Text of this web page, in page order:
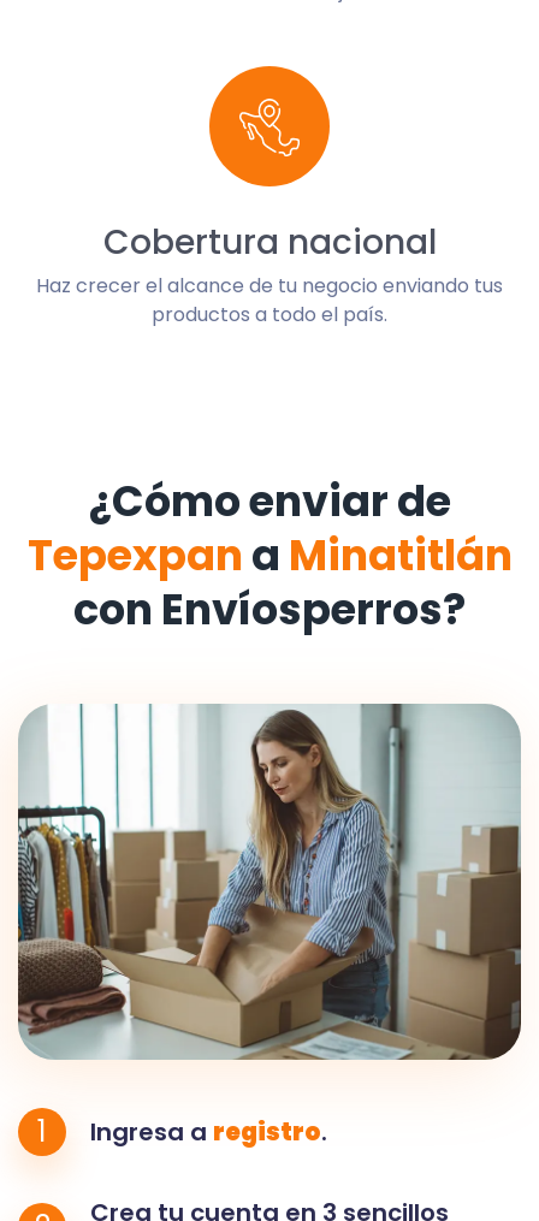
Cobertura nacional
Haz crecer el alcance de tu negocio enviando tus
productos a todo el país.
¿Cómo enviar de
Tepexpan a Minatitlán
con Envíosperros?
1 Ingresa a registro.
Crea tu cuenta en 3 sencillos